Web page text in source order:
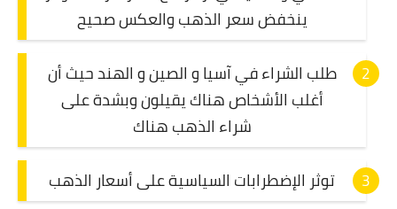
ينخفض سعر الذهب والعكس صحيح
طلب الشراء في آسيا و الصين و الهند حيث أن
أغلب الأشخاص هناك يقيلون وبشدة على
شراء الذهب هناك
توثر الإضطرابات السياسية على أسعار الذهب